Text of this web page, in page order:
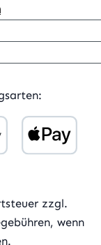
zzgl.
wenn